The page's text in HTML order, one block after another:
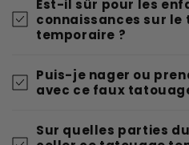
Est-il sûr pour les
connaissances sur
temporaire ?
Puis-je nager ou
avec ce faux
Sur quelles parties